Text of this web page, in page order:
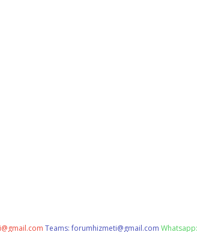
Teams:forumhizmeti@gmail.com